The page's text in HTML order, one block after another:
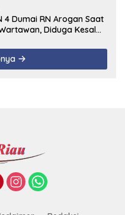
4 Dumai RN Arogan Saat
Diduga Kesal